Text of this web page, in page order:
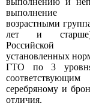
выполнение
возрастными
лет и старше)
Российской
установленных
ГТО по 3
серебряному и
отличия.